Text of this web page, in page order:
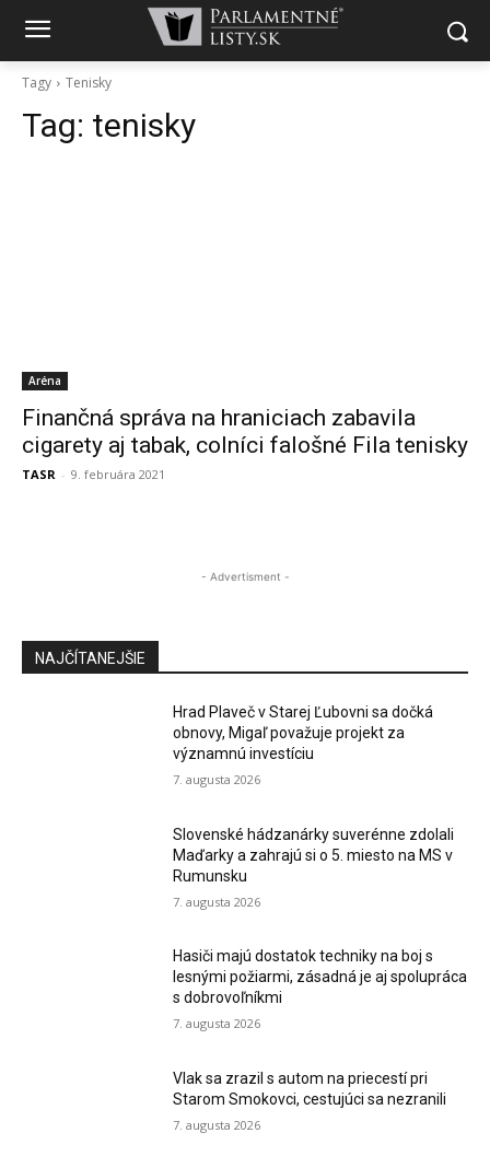
Tagy Tenisky
Tag: tenisky
Aréna
Finančná správa na hraniciach zabavila
cigarety aj tabak, colníci falošné Fila tenisky
TASR - 9. februára 2021
- Advertisment -
NAJČÍTANEJŠIE
Hrad Plaveč v Starej Ľubovni sa dočká
obnovy, Migaľ považuje projekt za
významnú investíciu
7. augusta 2026
Slovenské hádzanárky suverénne zdolali
Maďarky a zahrajú si o 5. miesto na MS v
Rumunsku
7. augusta 2026
Hasiči majú dostatok techniky na boj s
lesnými požiarmi, zásadná je aj spolupráca
s dobrovoľníkmi
7. augusta 2026
Vlak sa zrazil s autom na priecestí pri
Starom Smokovci, cestujúci sa nezranili
7. augusta 2026